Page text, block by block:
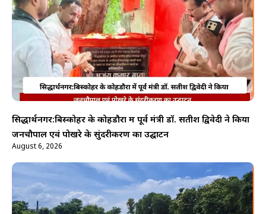
सिद्धार्थनगर:बिस्कोहर के कोहडौरा में पूर्व मंत्री डॉ. सतीश द्विवेदी ने किया
जनचौपाल एवं पोखरे के सुंदरीकरण का उद्घाटन
August 6, 2026